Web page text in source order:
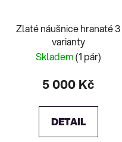
Zlaté náušnice hranaté 3
varianty
Skladem(1 pár)
5 000 Kč
DETAIL